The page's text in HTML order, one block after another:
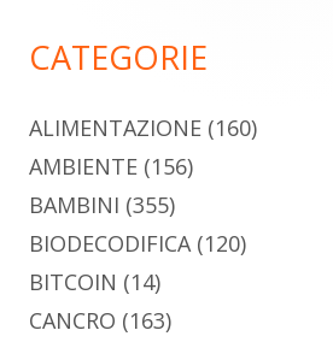
CATEGORIE
ALIMENTAZIONE (160)
AMBIENTE (156)
BAMBINI (355)
BIODECODIFICA(120)
BITCOIN (14)
CANCRO (163)